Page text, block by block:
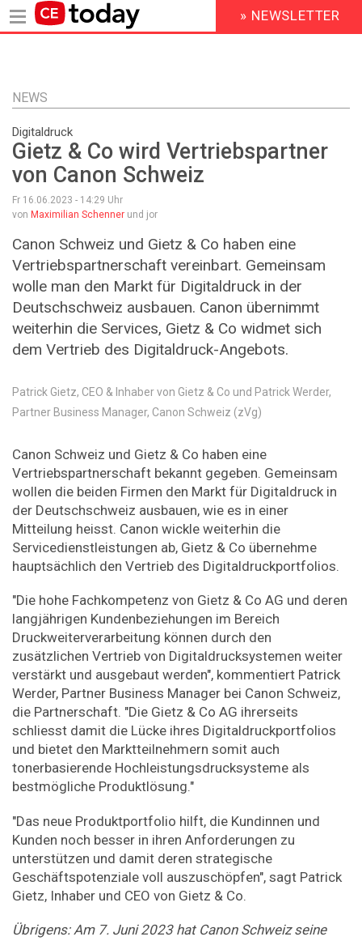
Inhalt
HEADER
MENU
» NEWSLETTER
NEWS
Digitaldruck
Gietz & Co wird Vertriebspartner
von Canon Schweiz
Fr 16.06.2023 - 14:29 Uhr
von Maximilian Schenner und jor
Canon Schweiz und Gietz & Co haben eine
Vertriebspartnerschaft vereinbart. Gemeinsam
wolle man den Markt für Digitaldruck in der
Deutschschweiz ausbauen. Canon übernimmt
weiterhin die Services, Gietz & Co widmet sich
dem Vertrieb des Digitaldruck-Angebots.
Patrick Gietz, CEO & Inhaber von Gietz & Co und Patrick Werder,
Partner Business Manager, Canon Schweiz (zVg)
Canon Schweiz und Gietz & Co haben eine
Vertriebspartnerschaft bekannt gegeben. Gemeinsam
wollen die beiden Firmen den Markt für Digitaldruck in
der Deutschschweiz ausbauen, wie es in einer
Mitteilung heisst. Canon wickle weiterhin die
Servicedienstleistungen ab, Gietz & Co übernehme
hauptsächlich den Vertrieb des Digitaldruckportfolios.
"Die hohe Fachkompetenz von Gietz & Co AG und deren
langjährigen Kundenbeziehungen im Bereich
Druckweiterverarbeitung können durch den
zusätzlichen Vertrieb von Digitaldrucksystemen weiter
verstärkt und ausgebaut werden", kommentiert Patrick
Werder, Partner Business Manager bei Canon Schweiz,
die Partnerschaft. "Die Gietz & Co AG ihrerseits
schliesst damit die Lücke ihres Digitaldruckportfolios
und bietet den Marktteilnehmern somit auch
tonerbasierende Hochleistungsdrucksysteme als
bestmögliche Produktlösung."
"Das neue Produktportfolio hilft, die Kundinnen und
Kunden noch besser in ihren Anforderungen zu
unterstützen und damit deren strategische
Geschäftspotenziale voll auszuschöpfen", sagt Patrick
Gietz, Inhaber und CEO von Gietz & Co.
Übrigens: Am 7. Juni 2023 hat Canon Schweiz seine